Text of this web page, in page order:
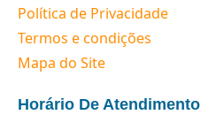
Política de Privacidade
Termos e condições
Mapa do Site
Horário De Atendimento